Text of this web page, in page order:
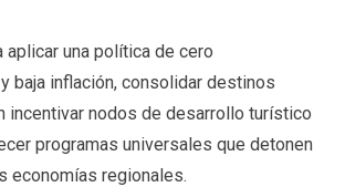
aplicar una política de cero
baja inflación, consolidar destinos
incentivar nodos de desarrollo turístico
programas universales que detonen
economías regionales.